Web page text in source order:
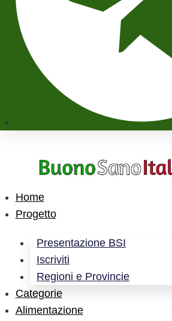
Home
Progetto
Presentazione BSI
Iscriviti
Regioni e Provincie
Categorie
Alimentazione